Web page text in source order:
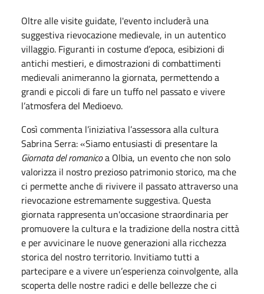
Oltre alle visite guidate, l'evento includerà una
suggestiva rievocazione medievale, in un autentico
villaggio. Figuranti in costume d’epoca, esibizioni di
antichi mestieri, e dimostrazioni di combattimenti
medievali animeranno la giornata, permettendo a
grandi e piccoli di fare un tuffo nel passato e vivere
l’atmosfera del Medioevo.
Così commenta l’iniziativa l’assessora alla cultura
Sabrina Serra: «Siamo entusiasti di presentare la
Giornata del romanicoa Olbia, un evento che non solo
valorizza il nostro prezioso patrimonio storico, ma che
ci permette anche di rivivere il passato attraverso una
rievocazione estremamente suggestiva. Questa
giornata rappresenta un'occasione straordinaria per
promuovere la cultura e la tradizione della nostra città
e per avvicinare le nuove generazioni alla ricchezza
storica del nostro territorio. Invitiamo tutti a
partecipare e a vivere un’esperienza coinvolgente, alla
scoperta delle nostre radici e delle bellezze che ci